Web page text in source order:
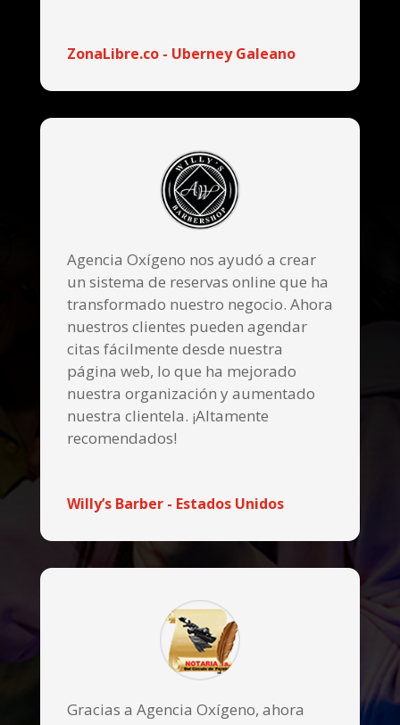
ZonaLibre.co - Uberney Galeano
Agencia Oxígeno nos ayudó a crear
un sistema de reservas online que ha
transformado nuestro negocio. Ahora
nuestros clientes pueden agendar
citas fácilmente desde nuestra
página web, lo que ha mejorado
nuestra organización y aumentado
nuestra clientela. ¡Altamente
recomendados!
Willy’s Barber - Estados Unidos
Gracias a Agencia Oxígeno, ahora